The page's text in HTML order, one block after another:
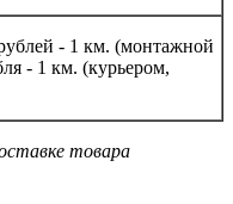
- 1 км. (монтажной
- 1 км. (курьером,
товара